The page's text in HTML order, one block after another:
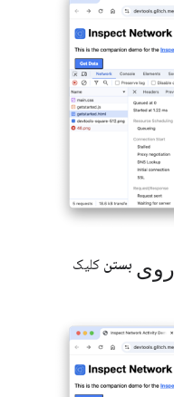
روی بستن کلیک